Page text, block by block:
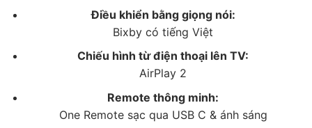
–
kiểm soát màu đèn nền tốt hơn bằng 2 đèn
LED có nhiệt độ màu lạnh và ấm, giúp cho màu sắc trở
nên chính xác hơn.
của hình ảnh bằng cảm biến ánh sáng được tích hợp
sẵn, bảo vệ mắt bạn tốt hơn và hạn chế tình trạng
Điều khiển bằng giọng nói:
Bixby có tiếng Việt
Chiếu hình từ điện thoại lên TV:
AirPlay 2
Remote thông minh:
One Remote sạc qua USB C & ánh sáng